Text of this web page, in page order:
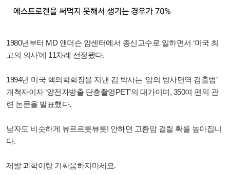
1980년부터 MD 앤더슨 암센터에서 종신교수로 일하면서 ‘미국 최
고의 의사’에 11차례 선정됐다.
1994년 미국 핵의학회장을 지낸 김 박사는 ‘암의 방사면역 검출법’
개척자이자 ‘양전자방출 단층촬영PET’의 대가이며, 350여 편의 관
련 논문을 발표했다.
남자도 비슷하게 뷰르르릇뷰릇! 안하면 고환암 걸릴 확률 높아집니
다.
제발 과학이랑 기싸움하지마세요.